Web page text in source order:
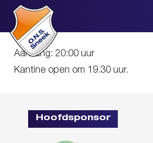
Aanvang: 20:00 uur
Kantine open om 19.30 uur.
Hoofdsponsor